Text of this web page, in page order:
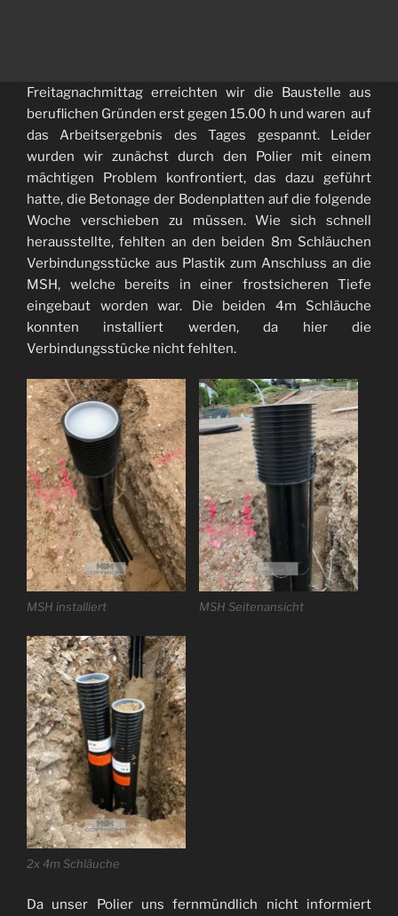
Freitagnachmittag erreichten wir die Baustelle aus
beruflichen Gründen erst gegen 15.00 h und waren auf
das Arbeitsergebnis des Tages gespannt. Leider
wurden wir zunächst durch den Polier mit einem
mächtigen Problem konfrontiert, das dazu geführt
hatte, die Betonage der Bodenplatten auf die folgende
Woche verschieben zu müssen. Wie sich schnell
herausstellte, fehlten an den beiden 8m Schläuchen
Verbindungsstücke aus Plastik zum Anschluss an die
MSH, welche bereits in einer frostsicheren Tiefe
eingebaut worden war. Die beiden 4m Schläuche
konnten installiert werden, da hier die
Verbindungsstücke nicht fehlten.
MSH installiert MSH Seitenansicht
2x 4m Schläuche
Da unser Polier uns fernmündlich nicht informiert